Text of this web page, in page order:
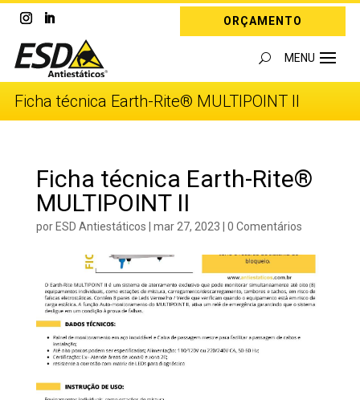
ORÇAMENTO
Ficha técnica Earth-Rite® MULTIPOINT II
Ficha técnica Earth-Rite®
MULTIPOINT II
porESD Antiestáticos | mar 27, 2023 | 0 Comentários